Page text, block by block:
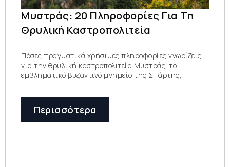
Μυστράς: 20 Πληροφορίες Για Τη
Θρυλική Καστροπολιτεία
Πόσες πραγματικά χρήσιμες πληροφορίες γνωρίζεις
για την θρυλική καστροπολιτεία Μυστράς; το
εμβληματικό βυζαντινό μνημείο της Σπάρτης;
Περισσότερα